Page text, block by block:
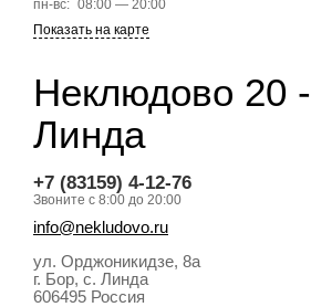
пн-вс: 08:00 — 20:00
Показать на карте
Неклюдово 20 -
Линда
+7 (83159) 4-12-76
Звоните с 8:00 до 20:00
info@nekludovo.ru
ул. Орджоникидзе, 8а
г. Бор, с. Линда
606495 Россия